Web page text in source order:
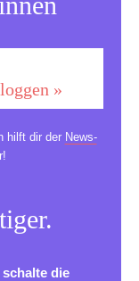
»
hilft dir der News-
die